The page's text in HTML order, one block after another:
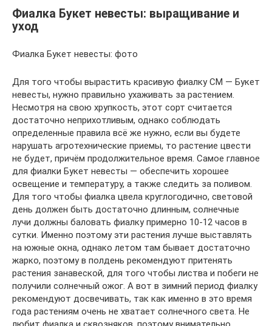
Фиалка Букет невесты: выращивание и
уход
Фиалка Букет невесты: фото
Для того чтобы вырастить красивую фиалку СМ — Букет
невесты, нужно правильно ухаживать за растением.
Несмотря на свою хрупкость, этот сорт считается
достаточно неприхотливым, однако соблюдать
определенные правила всё же нужно, если вы будете
нарушать агротехнические приемы, то растение цвести
не будет, причём продолжительное время. Самое главное
для фиалки Букет невесты — обеспечить хорошее
освещение и температуру, а также следить за поливом.
Для того чтобы фиалка цвела круглогодично, световой
день должен быть достаточно длинным, солнечные
лучи должны баловать фиалку примерно 10-12 часов в
сутки. Именно поэтому эти растения лучше выставлять
на южные окна, однако летом там бывает достаточно
жарко, поэтому в полдень рекомендуют притенять
растения занавеской, для того чтобы листва и побеги не
получили солнечный ожог. А вот в зимний период фиалку
рекомендуют досвечивать, так как именно в это время
года растениям очень не хватает солнечного света. Не